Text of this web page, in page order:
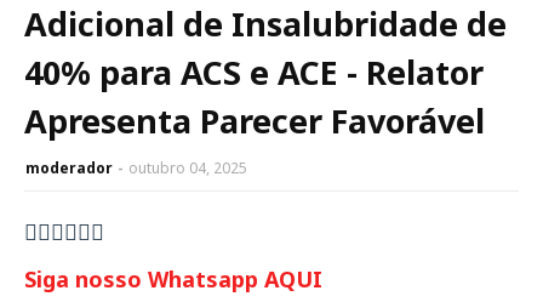
Adicional de Insalubridade de
40% para ACS e ACE - Relator
Apresenta Parecer Favorável
moderador outubro 04, 2025
👇🏻👇🏻👇🏻
Siga nosso Whatsapp AQUI